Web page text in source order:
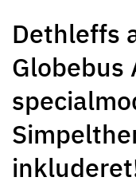
JUST CAMP
Dethleffs
Globebus